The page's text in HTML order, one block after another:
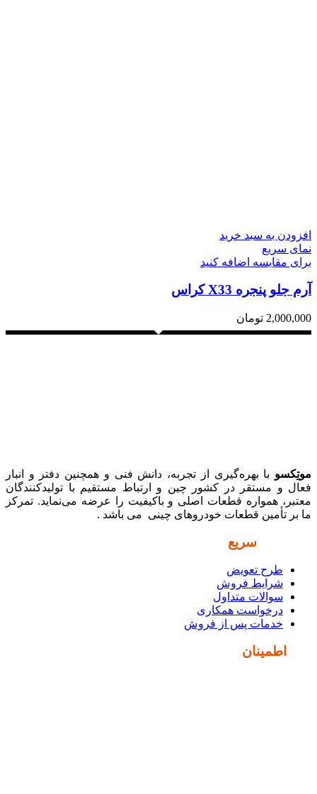
افزودن به سبد خرید
نمای سریع
برای مقایسه اضافه کنید
آرم جلو پنجره X33 کراس
2,000,000 تومان
موتِکسو با بهره‌گیری از تجربه، دانش فنی و همچنین دفتر و انبار
فعال و مستقر در کشور چین و ارتباط مستقیم با تولیدکنندگان
معتبر، همواره قطعات اصلی و باکیفیت را عرضه می‌نماید. تمرکز
ما بر تأمین قطعات خودروهای چینی می باشد .
سریع
طرح تعویض
شرایط فروش
سوالات متداول
درخواست همکاری
خدمات پس از فروش
اطمینان